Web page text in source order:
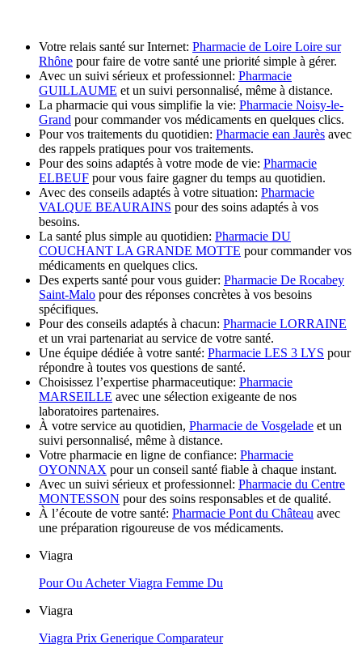
Votre relais santé sur Internet: Pharmacie de Loire Loire sur
Rhône pour faire de votre santé une priorité simple à gérer.
Avec un suivi sérieux et professionnel: Pharmacie
GUILLAUME et un suivi personnalisé, même à distance.
La pharmacie qui vous simplifie la vie: Pharmacie Noisy-le-
Grand pour commander vos médicaments en quelques clics.
Pour vos traitements du quotidien: Pharmacie ean Jaurès avec
des rappels pratiques pour vos traitements.
Pour des soins adaptés à votre mode de vie: Pharmacie
ELBEUF pour vous faire gagner du temps au quotidien.
Avec des conseils adaptés à votre situation: Pharmacie
VALQUE BEAURAINS pour des soins adaptés à vos
besoins.
La santé plus simple au quotidien: Pharmacie DU
COUCHANT LA GRANDE MOTTE pour commander vos
médicaments en quelques clics.
Des experts santé pour vous guider: Pharmacie De Rocabey
Saint-Malo pour des réponses concrètes à vos besoins
spécifiques.
Pour des conseils adaptés à chacun: Pharmacie LORRAINE
et un vrai partenariat au service de votre santé.
Une équipe dédiée à votre santé: Pharmacie LES 3 LYS pour
répondre à toutes vos questions de santé.
Choisissez l’expertise pharmaceutique: Pharmacie
MARSEILLE avec une sélection exigeante de nos
laboratoires partenaires.
À votre service au quotidien, Pharmacie de Vosgelade et un
suivi personnalisé, même à distance.
Votre pharmacie en ligne de confiance: Pharmacie
OYONNAX pour un conseil santé fiable à chaque instant.
Avec un suivi sérieux et professionnel: Pharmacie du Centre
MONTESSON pour des soins responsables et de qualité.
À l’écoute de votre santé: Pharmacie Pont du Château avec
une préparation rigoureuse de vos médicaments.
Viagra
Pour Ou Acheter Viagra Femme Du
Viagra
Viagra Prix Generique Comparateur